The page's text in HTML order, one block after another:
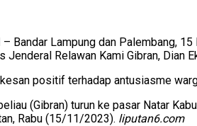
– Bandar Lampung dan Palembang,
Relawan Kami Gibran, Dian
positif terhadap antusiasme
(Gibran) turun ke pasar Natar
Rabu (15/11/2023). liputan6.com